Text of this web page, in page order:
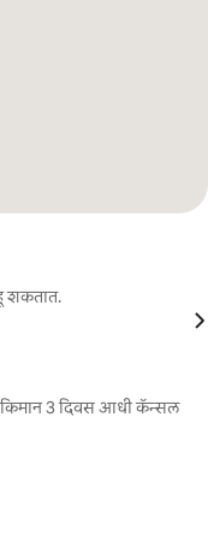
शकतात.
किमान 3 दिवस आधी कॅन्सल